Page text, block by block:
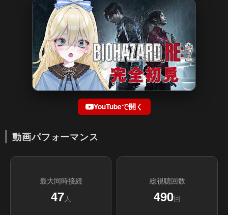
YouTubeで開く
動画パフォーマンス
最大同時接続
47人
総視聴回数
490回